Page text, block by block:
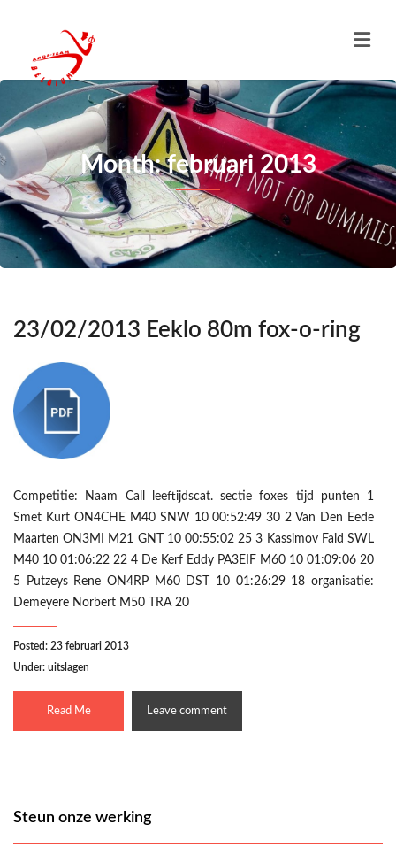
Month: februari 2013
23/02/2013 Eeklo 80m fox-o-ring
Competitie: Naam Call leeftijdscat. sectie foxes tijd punten 1
Smet Kurt ON4CHE M40 SNW 10 00:52:49 30 2 Van Den Eede
Maarten ON3MI M21 GNT 10 00:55:02 25 3 Kassimov Faid SWL
M40 10 01:06:22 22 4 De Kerf Eddy PA3EIF M60 10 01:09:06 20
5 Putzeys Rene ON4RP M60 DST 10 01:26:29 18 organisatie:
Demeyere Norbert M50 TRA 20
Posted: 23 februari 2013
Under: uitslagen
Read Me Leave comment
Steun onze werking